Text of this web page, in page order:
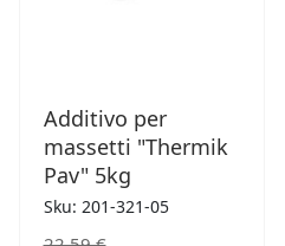
Additivo per
massetti "Thermik
Pav" 5kg
Sku: 201-321-05